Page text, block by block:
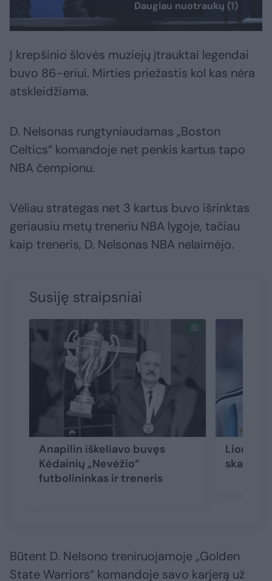
Daugiau nuotraukų (1)
Į krepšinio šlovės muziejų įtrauktai legendai
buvo 86-eriui. Mirties priežastis kol kas nėra
atskleidžiama.
D. Nelsonas rungtyniaudamas „Boston
Celtics“ komandoje net penkis kartus tapo
NBA čempionu.
Vėliau strategas net 3 kartus buvo išrinktas
geriausiu metų treneriu NBA lygoje, tačiau
kaip treneris, D. Nelsonas NBA nelaimėjo.
Susiję straipsniai
Anapilin iškeliavo buvęs
Kėdainių „Nevėžio“
futbolininkas ir treneris
Lionelio
skaudi
Būtent D. Nelsono treniruojamoje „Golden
State Warriors“ komandoje savo karjerą už